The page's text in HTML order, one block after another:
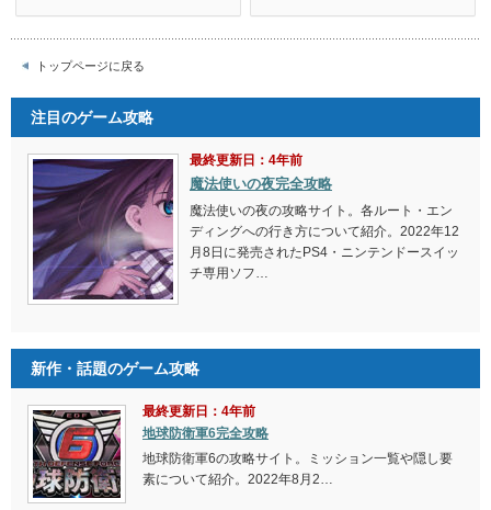
トップページに戻る
注目のゲーム攻略
最終更新日：4年前
魔法使いの夜完全攻略
魔法使いの夜の攻略サイト。各ルート・エン
ディングへの行き方について紹介。2022年12
月8日に発売されたPS4・ニンテンドースイッ
チ専用ソフ…
新作・話題のゲーム攻略
最終更新日：4年前
地球防衛軍6完全攻略
地球防衛軍6の攻略サイト。ミッション一覧や隠し要
素について紹介。2022年8月2…